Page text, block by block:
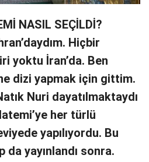
NASIL SEÇİLDİ?
Hiçbir
yoktu İran’da. Ben
dizi yapmak için gittim.
Nuri dayatılmaktaydı
her türlü
yapılıyordu. Bu
yayınlandı sonra.